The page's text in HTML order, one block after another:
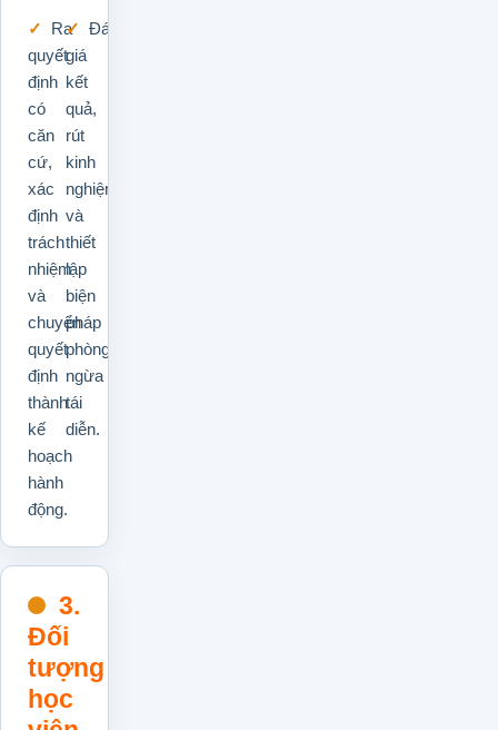
Ra
quyết
định
có
căn
cứ,
xác
định
trách
nhiệm
và
chuyển
quyết
định
thành
kế
hoạch
hành
động.
Đánh
giá
kết
quả,
rút
kinh
nghiệm
và
thiết
lập
biện
pháp
phòng
ngừa
tái
diễn.
3.
Đối
tượng
học